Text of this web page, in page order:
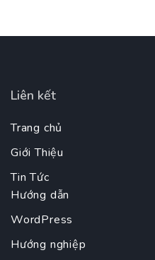
Liên kết
Trang chủ
Giới Thiệu
Tin Tức
Hướng dẫn
WordPress
Hướng nghiệp